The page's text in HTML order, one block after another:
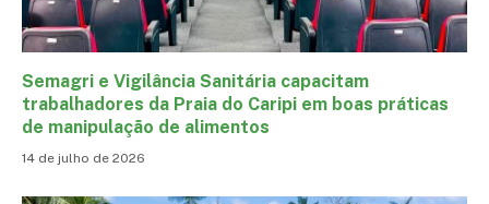
Semagri e Vigilância Sanitária capacitam
trabalhadores da Praia do Caripi em boas práticas
de manipulação de alimentos
14 de julho de 2026